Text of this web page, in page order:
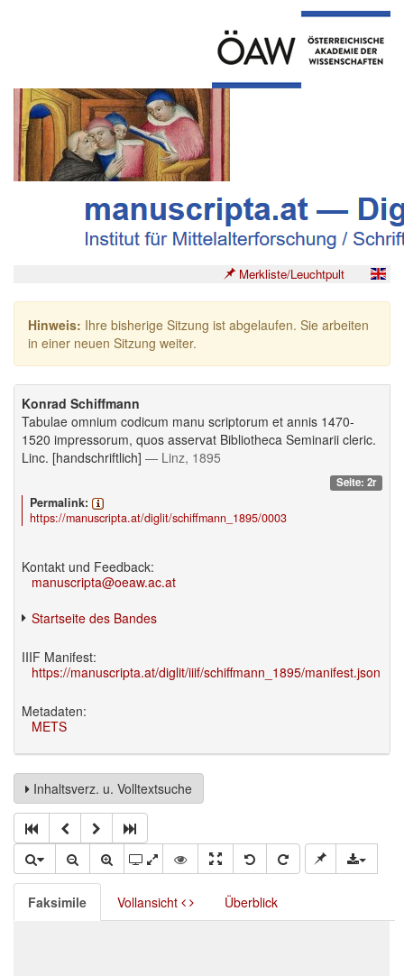
Merkliste/Leuchtpult
Hinweis: Ihre bisherige Sitzung ist abgelaufen. Sie arbeiten
in einer neuen Sitzung weiter.
Konrad Schiffmann
Tabulae omnium codicum manu scriptorum et annis 1470-
1520 impressorum, quos asservat Bibliotheca Seminarii cleric.
Linc. [handschriftlich] — Linz, 1895
Seite: 2r
Permalink:
https://manuscripta.at/diglit/schiffmann_1895/0003
Kontakt und Feedback:
manuscripta@oeaw.ac.at
Startseite des Bandes
IIIF Manifest:
https://manuscripta.at/diglit/iiif/schiffmann_1895/manifest.json
Metadaten:
METS
Inhaltsverz. u. Volltextsuche
Faksimile Vollansicht Überblick